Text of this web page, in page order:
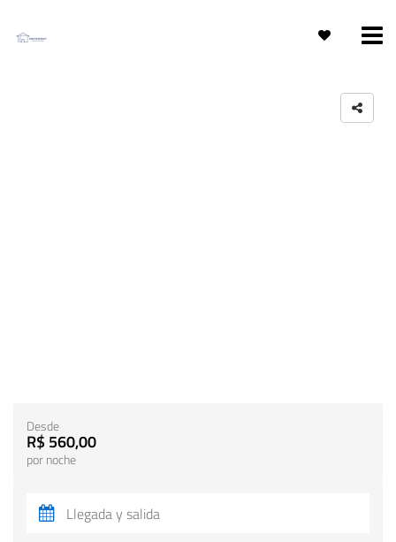
Desde
R$ 560,00
por noche